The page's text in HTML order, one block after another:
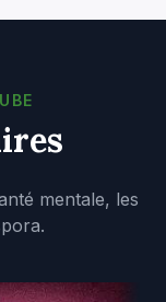
mentale, les